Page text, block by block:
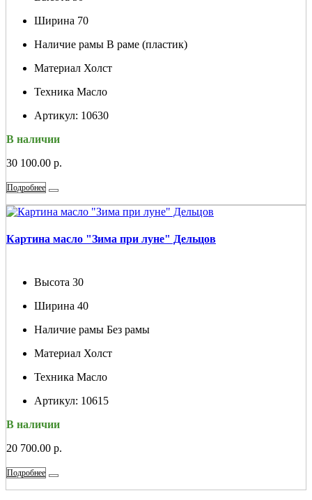
Ширина 70
Наличие рамы В раме (пластик)
Материал Холст
Техника Масло
Артикул: 10630
В наличии
30 100.00 р.
Подробнее
Картина масло "Зима при луне" Дельцов
Высота 30
Ширина 40
Наличие рамы Без рамы
Материал Холст
Техника Масло
Артикул: 10615
В наличии
20 700.00 р.
Подробнее